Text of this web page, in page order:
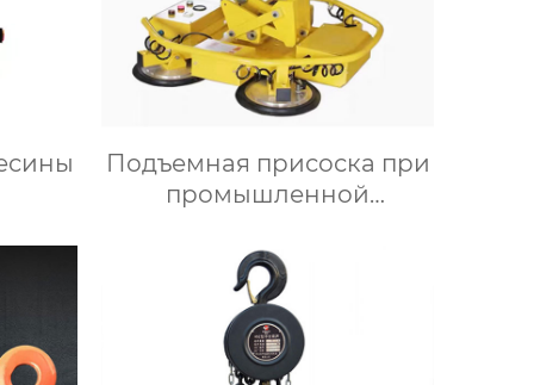
Подъемная присоска при
промышленной